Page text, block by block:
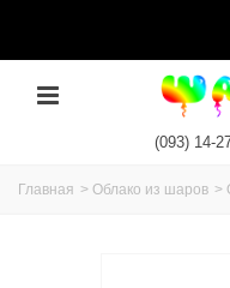
(093) 14-
Главная > Облако из шаров >